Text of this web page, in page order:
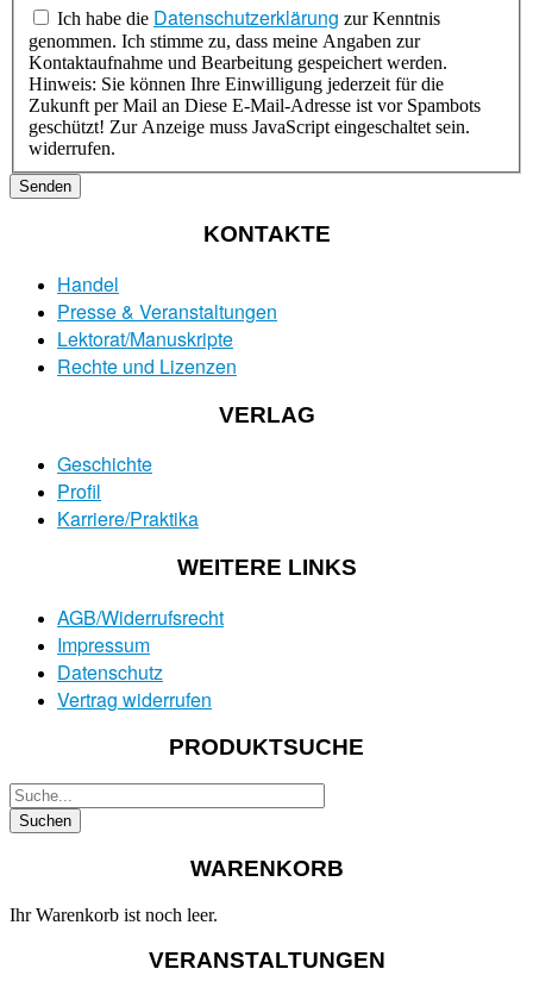
Ich habe die Datenschutzerklärung zur Kenntnis
genommen. Ich stimme zu, dass meine Angaben zur
Kontaktaufnahme und Bearbeitung gespeichert werden.
Hinweis: Sie können Ihre Einwilligung jederzeit für die
Zukunft per Mail an Diese E-Mail-Adresse ist vor Spambots
geschützt! Zur Anzeige muss JavaScript eingeschaltet sein.
widerrufen.
Senden
KONTAKTE
Handel
Presse & Veranstaltungen
Lektorat/Manuskripte
Rechte und Lizenzen
VERLAG
Geschichte
Profil
Karriere/Praktika
WEITERE LINKS
AGB/Widerrufsrecht
Impressum
Datenschutz
Vertrag widerrufen
PRODUKTSUCHE
WARENKORB
Ihr Warenkorb ist noch leer.
VERANSTALTUNGEN